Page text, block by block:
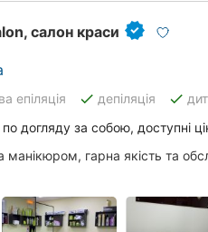
салон краси
епіляція done депіляція done
догляду за собою, доступні
гарна якість та